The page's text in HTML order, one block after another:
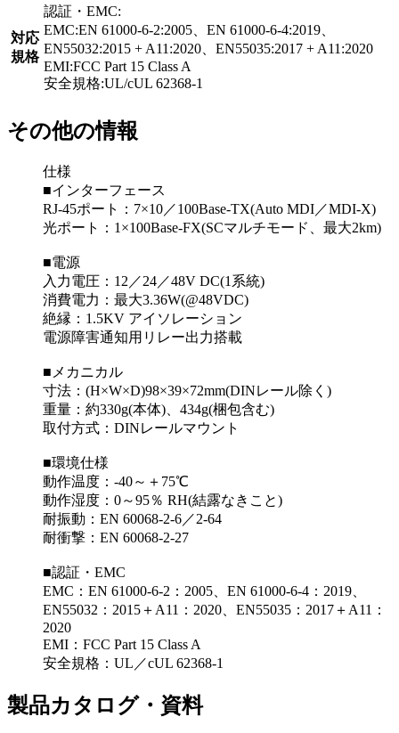
対応
規格
認証・EMC:
EMC:EN 61000-6-2:2005、EN 61000-6-4:2019、
EN55032:2015 + A11:2020、EN55035:2017 + A11:2020
EMI:FCC Part 15 Class A
安全規格:UL/cUL 62368-1
その他の情報
仕様
■インターフェース
RJ-45ポート：7×10／100Base-TX(Auto MDI／MDI-X)
光ポート：1×100Base-FX(SCマルチモード、最大2km)
■電源
入力電圧：12／24／48V DC(1系統)
消費電力：最大3.36W(@48VDC)
絶縁：1.5KV アイソレーション
電源障害通知用リレー出力搭載
■メカニカル
寸法：(H×W×D)98×39×72mm(DINレール除く)
重量：約330g(本体)、434g(梱包含む)
取付方式：DINレールマウント
■環境仕様
動作温度：-40～＋75℃
動作湿度：0～95％ RH(結露なきこと)
耐振動：EN 60068-2-6／2-64
耐衝撃：EN 60068-2-27
■認証・EMC
EMC：EN 61000-6-2：2005、EN 61000-6-4：2019、
EN55032：2015＋A11：2020、EN55035：2017＋A11：
2020
EMI：FCC Part 15 Class A
安全規格：UL／cUL 62368-1
製品カタログ・資料